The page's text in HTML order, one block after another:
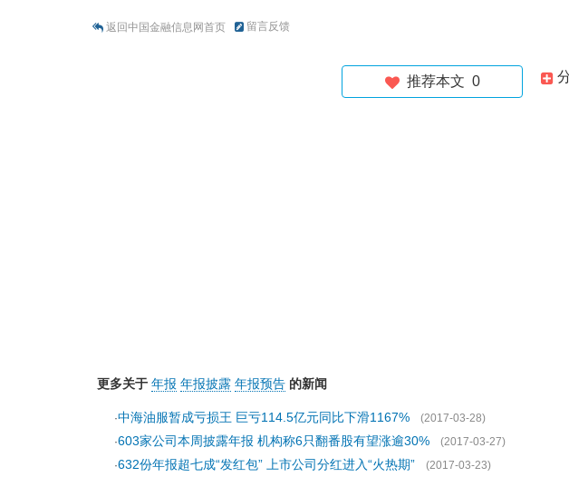
返回中国金融信息网首页 留言反馈
推荐本文 0
更多关于 年报 年报披露 年报预告 的新闻
·中海油服暂成亏损王 巨亏114.5亿元同比下滑1167%
(2017-03-28)
·603家公司本周披露年报 机构称6只翻番股有望涨逾30%
(2017-03-27)
·632份年报超七成“发红包” 上市公司分红进入“火热期” (2017-03-23)